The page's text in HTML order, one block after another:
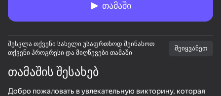
თამაში
შესვლა თქვენი სახელი უსაფრთხოდ შეინახოთ
თქვენი პროგრესი და მიღწევები თამაში
შეიყვანეთ
თამაშის შესახებ
Добро пожаловать в увлекательную викторину, которая